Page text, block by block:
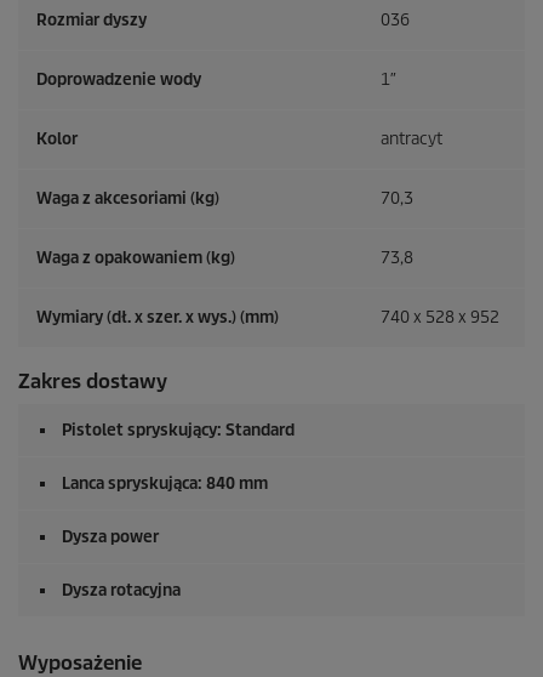
Rozmiar dyszy 036
Doprowadzenie wody 1″
Kolor antracyt
Waga z akcesoriami (kg) 70,3
Waga z opakowaniem (kg) 73,8
Wymiary (dł. x szer. x wys.) (mm) 740 x 528 x 952
Zakres dostawy
Pistolet spryskujący: Standard
Lanca spryskująca: 840 mm
Dysza power
Dysza rotacyjna
Wyposażenie